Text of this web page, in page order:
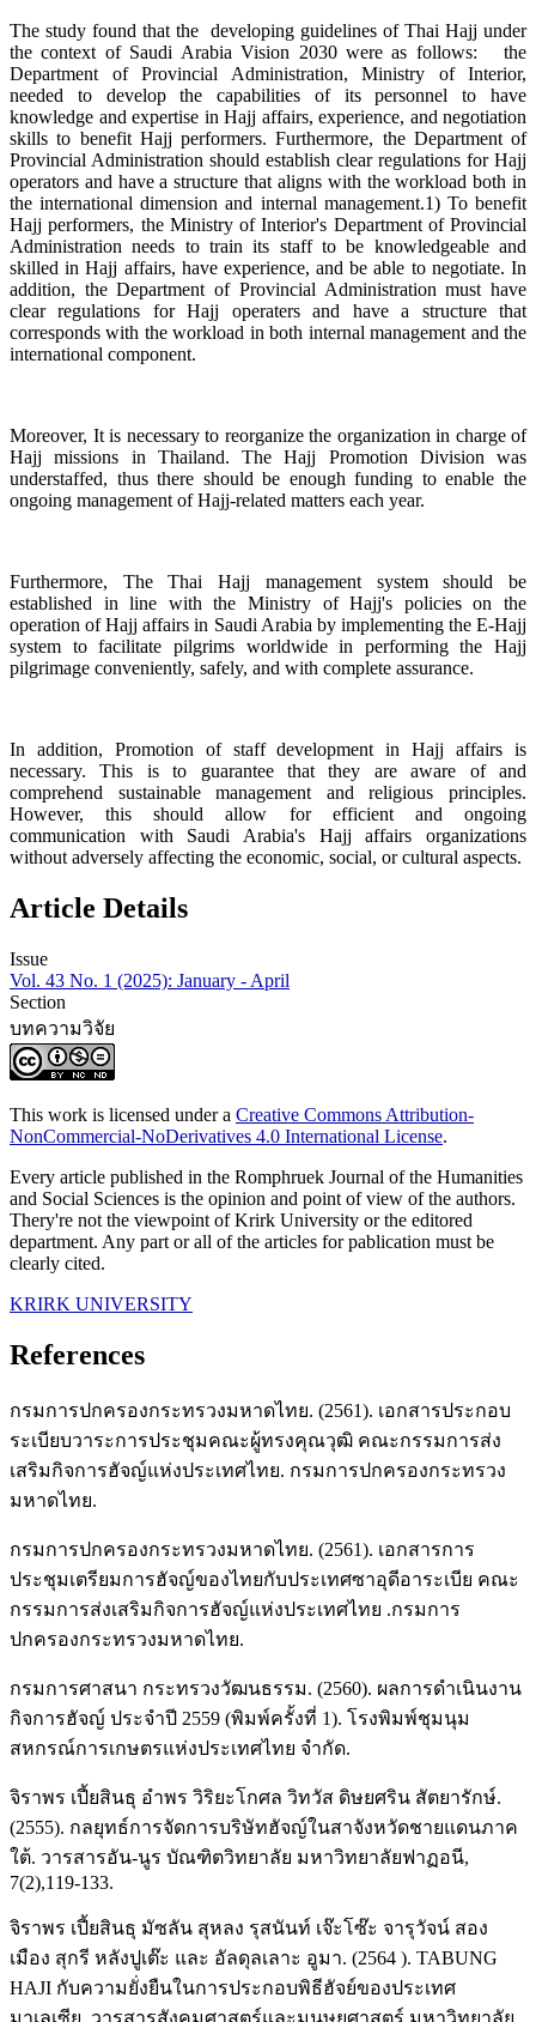
The study found that the developing guidelines of Thai Hajj under
the context of Saudi Arabia Vision 2030 were as follows: the
Department of Provincial Administration, Ministry of Interior,
needed to develop the capabilities of its personnel to have
knowledge and expertise in Hajj affairs, experience, and negotiation
skills to benefit Hajj performers. Furthermore, the Department of
Provincial Administration should establish clear regulations for Hajj
operators and have a structure that aligns with the workload both in
the international dimension and internal management.1) To benefit
Hajj performers, the Ministry of Interior's Department of Provincial
Administration needs to train its staff to be knowledgeable and
skilled in Hajj affairs, have experience, and be able to negotiate. In
addition, the Department of Provincial Administration must have
clear regulations for Hajj operaters and have a structure that
corresponds with the workload in both internal management and the
international component.
Moreover, It is necessary to reorganize the organization in charge of
Hajj missions in Thailand. The Hajj Promotion Division was
understaffed, thus there should be enough funding to enable the
ongoing management of Hajj-related matters each year.
Furthermore, The Thai Hajj management system should be
established in line with the Ministry of Hajj's policies on the
operation of Hajj affairs in Saudi Arabia by implementing the E-Hajj
system to facilitate pilgrims worldwide in performing the Hajj
pilgrimage conveniently, safely, and with complete assurance.
In addition, Promotion of staff development in Hajj affairs is
necessary. This is to guarantee that they are aware of and
comprehend sustainable management and religious principles.
However, this should allow for efficient and ongoing
communication with Saudi Arabia's Hajj affairs organizations
without adversely affecting the economic, social, or cultural aspects.
Article Details
Issue
Vol. 43 No. 1 (2025): January - April
Section
บทความวิจัย
This work is licensed under a Creative Commons Attribution-
NonCommercial-NoDerivatives 4.0 International License.
Every article published in the Romphruek Journal of the Humanities
and Social Sciences is the opinion and point of view of the authors.
Thery're not the viewpoint of Krirk University or the editored
department. Any part or all of the articles for pablication must be
clearly cited.
KRIRK UNIVERSITY
References
กรมการปกครองกระทรวงมหาดไทย. (2561). เอกสารประกอบ
ระเบียบวาระการประชุมคณะผู้ทรงคุณวุฒิ คณะกรรมการส่ง
เสริมกิจการฮัจญ์แห่งประเทศไทย. กรมการปกครองกระทรวง
มหาดไทย.
กรมการปกครองกระทรวงมหาดไทย. (2561). เอกสารการ
ประชุมเตรียมการฮัจญ์ของไทยกับประเทศซาอุดีอาระเบีย คณะ
กรรมการส่งเสริมกิจการฮัจญ์แห่งประเทศไทย .กรมการ
ปกครองกระทรวงมหาดไทย.
กรมการศาสนา กระทรวงวัฒนธรรม. (2560). ผลการดำเนินงาน
กิจการฮัจญ์ ประจำปี 2559 (พิมพ์ครั้งที่ 1). โรงพิมพ์ชุมนุม
สหกรณ์การเกษตรแห่งประเทศไทย จำกัด.
จิราพร เปี้ยสินธุ อำพร วิริยะโกศล วิทวัส ดิษยศริน สัตยารักษ์.
(2555). กลยุทธ์การจัดการบริษัทฮัจญ์ในสาจังหวัดชายแดนภาค
ใต้. วารสารอัน-นูร บัณฑิตวิทยาลัย มหาวิทยาลัยฟาฏอนี,
7(2),119-133.
จิราพร เปี้ยสินธุ มัซลัน สุหลง รุสนันท์ เจ๊ะโซ๊ะ จารุวัจน์ สอง
เมือง สุกรี หลังปูเต๊ะ และ อัลดุลเลาะ อูมา. (2564 ). TABUNG
HAJI กับความยั่งยืนในการประกอบพิธีฮัจย์ของประเทศ
มาเลเซีย. วารสารสังคมศาสตร์และมนุษยศาสตร์ มหาวิทยาลัย